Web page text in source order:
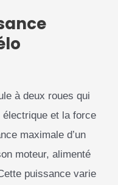
à deux roues qui
électrique et la force
maximale d’un
moteur, alimenté
puissance varie